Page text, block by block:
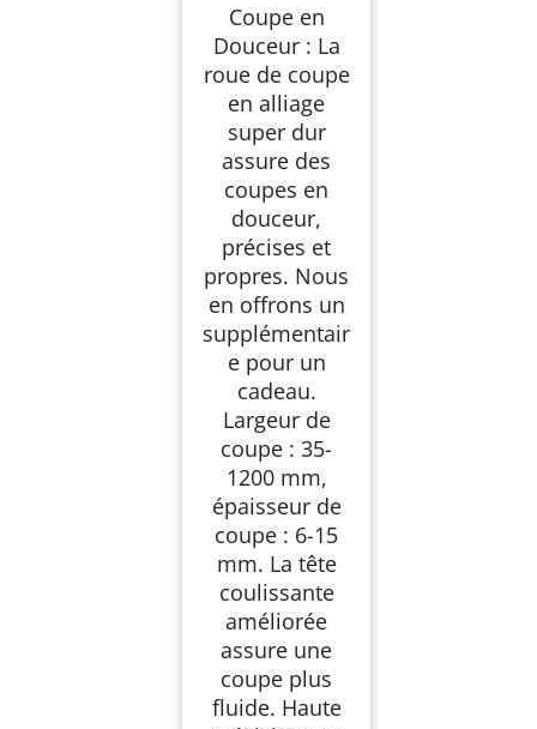
Manuels avec Rail et
Support,
Positionnement
Infrarouge Laser,
Outils de Coupe
Professionnels pour
Couper les Carreaux,
la Porcelaine
Coupe en
Douceur : La
roue de coupe
en alliage
super dur
assure des
coupes en
douceur,
précises et
propres. Nous
en offrons un
supplémentair
e pour un
cadeau.
Largeur de
coupe : 35-
1200 mm,
épaisseur de
coupe : 6-15
mm. La tête
coulissante
améliorée
assure une
coupe plus
fluide. Haute